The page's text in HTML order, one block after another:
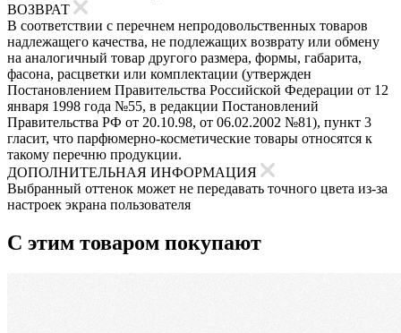
ВОЗВРАТ
В соответствии с перечнем непродовольственных товаров
надлежащего качества, не подлежащих возврату или обмену
на аналогичный товар другого размера, формы, габарита,
фасона, расцветки или комплектации (утвержден
Постановлением Правительства Российской Федерации от 12
января 1998 года №55, в редакции Постановлений
Правительства РФ от 20.10.98, от 06.02.2002 №81), пункт 3
гласит, что парфюмерно-косметические товары относятся к
такому перечню продукции.
ДОПОЛНИТЕЛЬНАЯ ИНФОРМАЦИЯ
Выбранный оттенок может не передавать точного цвета из-за
настроек экрана пользователя
С этим товаром покупают